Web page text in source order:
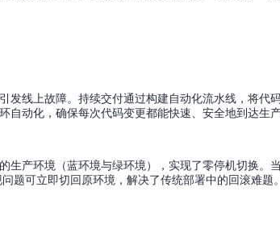
线上故障。持续交付通过构建自动化流水线，将代
自动化，确保每次代码变更都能快速、安全地到达生产
生产环境（蓝环境与绿环境），实现了零停机切换。
题可立即切回原环境，解决了传统部署中的回滚难题。